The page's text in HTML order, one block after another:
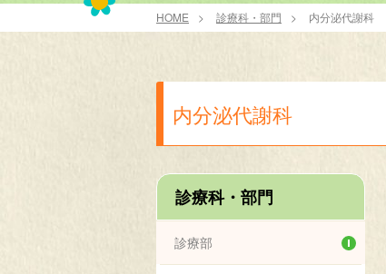
HOME 診療科・部門 内分泌代謝科
内分泌代謝科
診療科・部門
診療部